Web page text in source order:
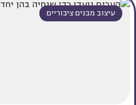
עיצוב מבנים ציבוריים